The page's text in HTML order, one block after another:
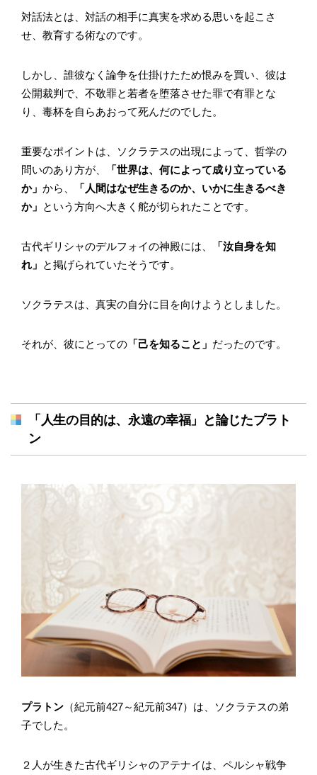
対話法とは、対話の相手に真実を求める思いを起こさ
せ、教育する術なのです。
しかし、誰彼なく論争を仕掛けたため恨みを買い、彼は
公開裁判で、不敬罪と若者を堕落させた罪で有罪とな
り、毒杯を自らあおって死んだのでした。
重要なポイントは、ソクラテスの出現によって、哲学の
問いのあり方が、
「世界は、何によって成り立っている
か」 から、
「人間はなぜ生きるのか、いかに生きるべき
か」 という方向へ大きく舵が切られたことです。
古代ギリシャのデルフォイの神殿には、
「汝自身を知
れ」 と掲げられていたそうです。
ソクラテスは、真実の自分に目を向けようとしました。
それが、彼にとっての 「己を知ること」 だったのです。
「人生の目的は、永遠の幸福」と論じたプラト
ン
プラトン （紀元前427～紀元前347）は、ソクラテスの弟
子でした。
２人が生きた古代ギリシャのアテナイは、ペルシャ戦争